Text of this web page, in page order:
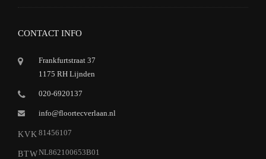
CONTACT INFO
Frankfurtstraat 37
1175 RH Lijnden
020-6920137
info@floortecverlaan.nl
KVK 81456107
BTWNL862100653B01